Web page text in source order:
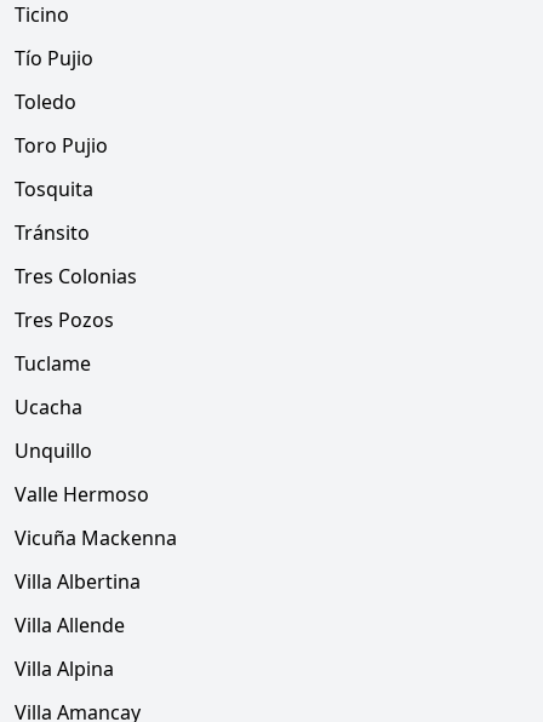
Ticino
Tío Pujio
Toledo
Toro Pujio
Tosquita
Tránsito
Tres Colonias
Tres Pozos
Tuclame
Ucacha
Unquillo
Valle Hermoso
Vicuña Mackenna
Villa Albertina
Villa Allende
Villa Alpina
Villa Amancay